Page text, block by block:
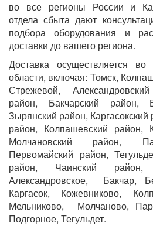
во все регионы России и
отдела сбыта дают
подбора оборудования и
доставки до вашего региона.
Доставка осуществляется
области, включая: Томск,
Стрежевой,
район, Бакчарский район,
Зырянский район,
район, Колпашевский район,
Молчановский район,
Первомайский район,
район, Чаинский район,
Александровское, Бакчар,
Каргасок, Кожевниково,
Мельниково, Молчаново,
Подгорное, Тегульдет.